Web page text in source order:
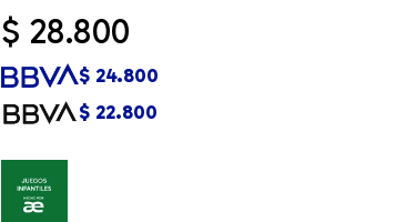
$ 28.800
$ 22.800
$ 24.800